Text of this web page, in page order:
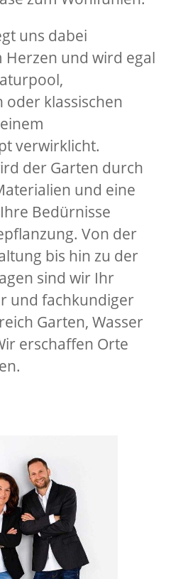
uns dabei
Herzen und wird egal
oder klassischen
verwirklicht.
der Garten durch
und eine
Bedürnisse
Von der
bis hin zu der
sind wir Ihr
und fachkundiger
Garten, Wasser
erschaffen Orte